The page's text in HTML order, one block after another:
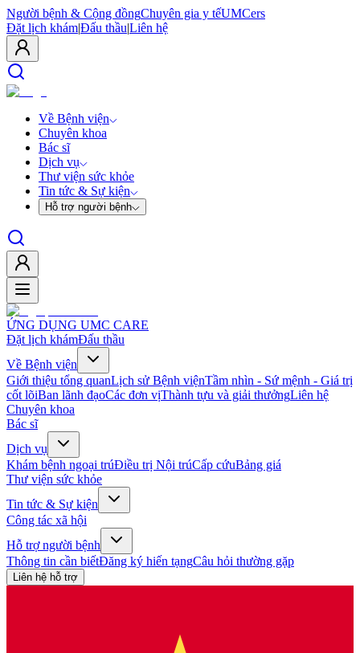
Người bệnh & Cộng đồngChuyên gia y tếUMCers
Đặt lịch khám|Đấu thầu|Liên hệ
Về Bệnh viện
Chuyên khoa
Bác sĩ
Dịch vụ
Thư viện sức khỏe
Tin tức & Sự kiện
Hỗ trợ người bệnh
ỨNG DỤNG UMC CARE
Đặt lịch khámĐấu thầu
Về Bệnh viện
Giới thiệu tổng quanLịch sử Bệnh việnTầm nhìn - Sứ mệnh - Giá trị
cốt lõiBan lãnh đạoCác đơn vịThành tựu và giải thưởngLiên hệ
Chuyên khoa
Bác sĩ
Dịch vụ
Khám bệnh ngoại trúĐiều trị Nội trúCấp cứuBảng giá
Thư viện sức khỏe
Tin tức & Sự kiện
Công tác xã hội
Hỗ trợ người bệnh
Thông tin cần biếtĐăng ký hiến tạngCâu hỏi thường gặp
Liên hệ hỗ trợ